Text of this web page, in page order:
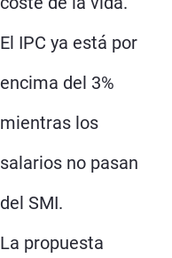
El IPC ya está por
encima del 3%
mientras los
salarios no pasan
del SMI.
La propuesta